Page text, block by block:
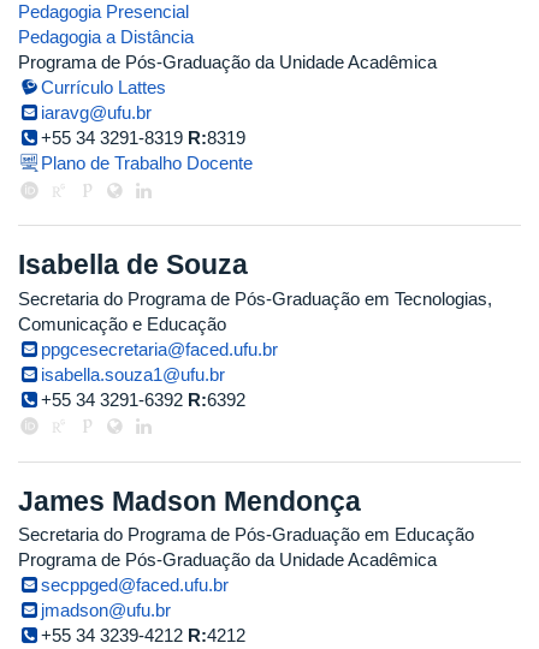
Pedagogia Presencial
Pedagogia a Distância
Programa de Pós-Graduação da Unidade Acadêmica
Currículo Lattes
iaravg@ufu.br
+55 34 3291-8319 R:8319
Plano de Trabalho Docente
Isabella de Souza
Secretaria do Programa de Pós-Graduação em Tecnologias,
Comunicação e Educação
ppgcesecretaria@faced.ufu.br
isabella.souza1@ufu.br
+55 34 3291-6392 R:6392
James Madson Mendonça
Secretaria do Programa de Pós-Graduação em Educação
Programa de Pós-Graduação da Unidade Acadêmica
secppged@faced.ufu.br
jmadson@ufu.br
+55 34 3239-4212 R:4212